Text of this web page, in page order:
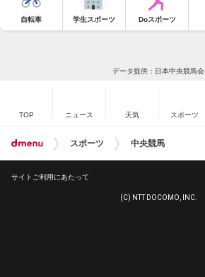
自転車 学生スポーツ Doスポーツ
データ提供：日本中央競馬会
TOP ニュース 天気 スポーツ
スポーツ 中央競馬
サイトご利用にあたって
(C) NTT DOCOMO, INC.